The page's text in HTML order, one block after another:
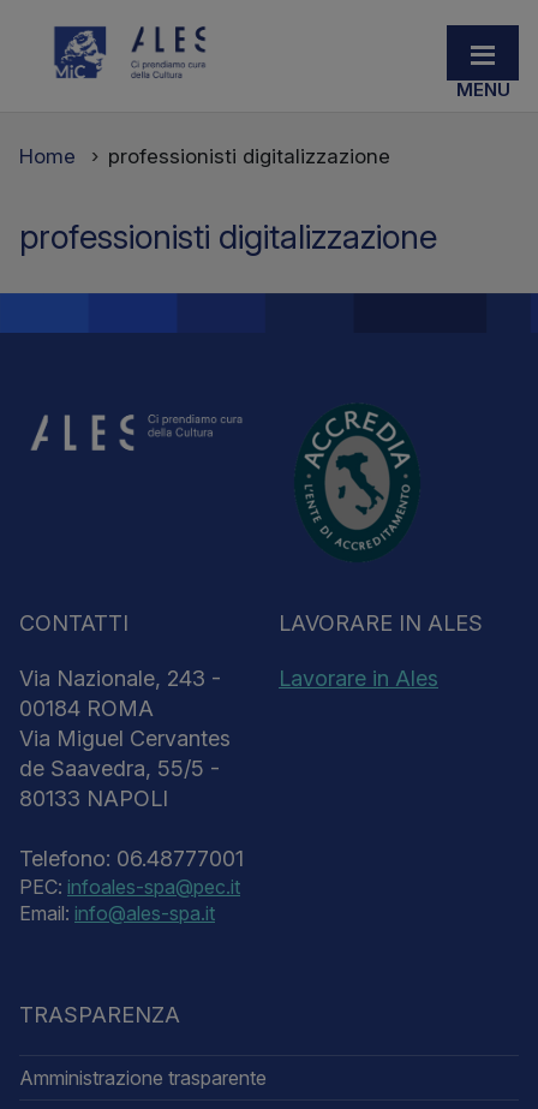
Home professionisti digitalizzazione
professionisti digitalizzazione
CONTATTI
Via Nazionale, 243 -
00184 ROMA
Via Miguel Cervantes
de Saavedra, 55/5 -
80133 NAPOLI
Telefono: 06.48777001
PEC: infoales-spa@pec.it
Email: info@ales-spa.it
LAVORARE IN ALES
Lavorare in Ales
TRASPARENZA
Amministrazione trasparente